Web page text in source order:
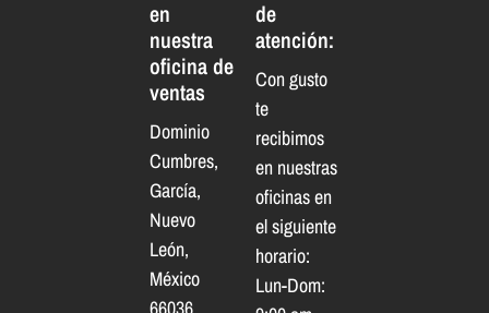
en
nuestra
oficina de
ventas
Dominio
Cumbres,
García,
Nuevo
León,
México
de
atención:
Con gusto
te
recibimos
en nuestras
oficinas en
el siguiente
horario:
Lun-Dom: